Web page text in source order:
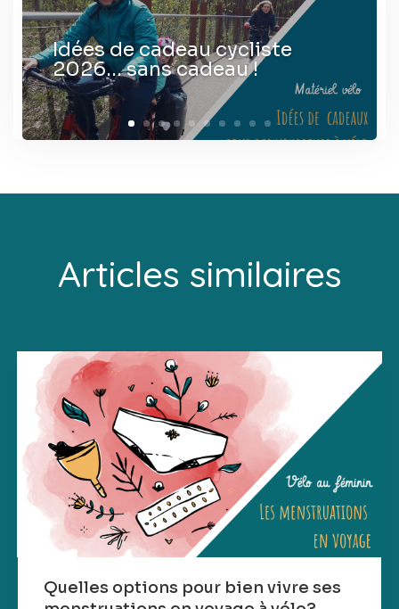
Idées de cadeau cycliste
2026… sans cadeau !
Articles similaires
Quelles options pour bien vivre ses